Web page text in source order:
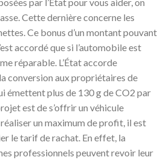
Cette dernière concerne les
Ce bonus d’un montant pouvant
accordé que si l’automobile est
réparable. L’État accorde
conversion aux propriétaires de
émettent plus de 130 g de CO2 par
est de s’offrir un véhicule
un maximum de profit, il est
le tarif de rachat. En effet, la
professionnels peuvent revoir leur